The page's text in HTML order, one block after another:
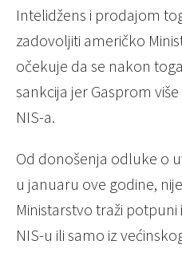
Intelidžens i prodajom
zadovoljiti američko
očekuje da se nakon
sankcija jer Gasprom
NIS-a.
Od donošenja odluke o
u januaru ove godine,
Ministarstvo traži potpuni
NIS-u ili samo iz